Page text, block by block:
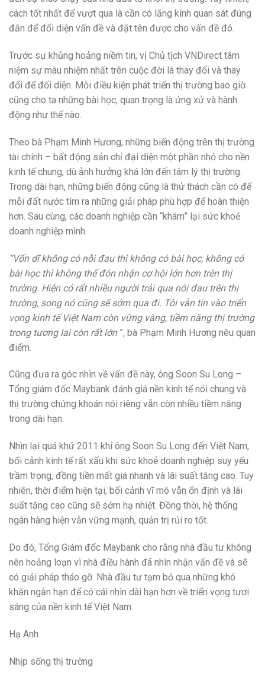
cách tốt nhất để vượt qua là cần có lăng kính quan sát đúng
đắn để đối diện vấn đề và đặt tên được cho vấn đề đó.
Trước sự khủng hoảng niềm tin, vị Chủ tịch VNDirect tâm
niệm sự màu nhiệm nhất trên cuộc đời là thay đổi và thay
đổi để đối diện. Mỗi điều kiện phát triển thị trường bao giờ
cũng cho ta những bài học, quan trọng là ứng xử và hành
động như thế nào.
Theo bà Phạm Minh Hương, những biến động trên thị trường
tài chính – bất động sản chỉ đại diện một phần nhỏ cho nền
kinh tế chung, dù ảnh hưởng khá lớn đến tâm lý thị trường.
Trong dài hạn, những biến động cũng là thử thách cần có để
mỗi đất nước tìm ra những giải pháp phù hợp để hoàn thiện
hơn. Sau cùng, các doanh nghiệp cần “khám” lại sức khoẻ
doanh nghiệp mình.
“Vốn dĩ không có nỗi đau thì không có bài học, không có
bài học thì không thể đón nhận cơ hội lớn hơn trên thị
trường. Hiện có rất nhiều người trải qua nỗi đau trên thị
trường, song nó cũng sẽ sớm qua đi. Tôi vẫn tin vào triển
vọng kinh tế Việt Nam còn vững vàng, tiềm năng thị trường
trong tương lai còn rất lớn ”, bà Phạm Minh Hương nêu quan
điểm.
Cũng đưa ra góc nhìn về vấn đề này, ông Soon Su Long –
Tổng giám đốc Maybank đánh giá nền kinh tế nói chung và
thị trường chứng khoán nói riêng vẫn còn nhiều tiềm năng
trong dài hạn.
Nhìn lại quá khứ 2011 khi ông Soon Su Long đến Việt Nam,
bối cảnh kinh tế rất xấu khi sức khoẻ doanh nghiệp suy yếu
trầm trọng, đồng tiền mất giá nhanh và lãi suất tăng cao. Tuy
nhiên, thời điểm hiện tại, bối cảnh vĩ mô vẫn ổn định và lãi
suất tăng cao cũng sẽ sớm hạ nhiệt. Đồng thời, hệ thống
ngân hàng hiện vẫn vững mạnh, quản trị rủi ro tốt.
Do đó, Tổng Giám đốc Maybank cho rằng nhà đầu tư không
nên hoảng loạn vì nhà điều hành đã nhìn nhận vấn đề và sẽ
có giải pháp tháo gỡ. Nhà đầu tư tạm bỏ qua những khó
khăn ngắn hạn để có cái nhìn dài hạn hơn về triển vọng tươi
sáng của nền kinh tế Việt Nam.
Hạ Anh
Nhịp sống thị trường